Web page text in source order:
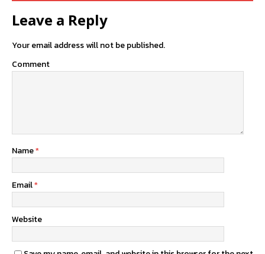
Leave a Reply
Your email address will not be published.
Comment
Name*
Email*
Website